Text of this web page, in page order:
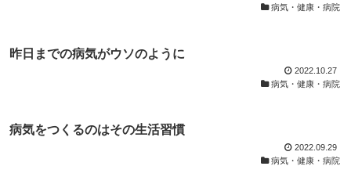
病気・健康・病院
昨日までの病気がウソのように
2022.10.27
病気・健康・病院
病気をつくるのはその生活習慣
2022.09.29
病気・健康・病院